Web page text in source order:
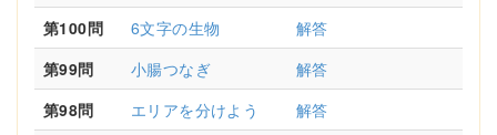
第100問
6文字の生物
解答
第99問
小腸つなぎ
解答
第98問
エリアを分けよう
解答